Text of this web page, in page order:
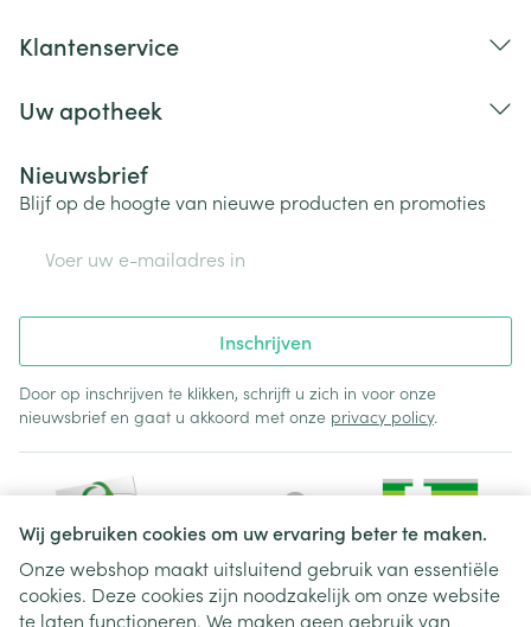
Wij gebruiken cookies om uw ervaring beter te maken.
Onze webshop maakt uitsluitend gebruik van essentiële
cookies. Deze cookies zijn noodzakelijk om onze website
te laten functioneren. We maken geen gebruik van
Klantenservice
Uw apotheek
Nieuwsbrief
Blijf op de hoogte van nieuwe producten en promoties
Inschrijven
Door op inschrijven te klikken, schrijft u zich in voor onze
nieuwsbrief en gaat u akkoord met onze privacy policy.
Juridische links